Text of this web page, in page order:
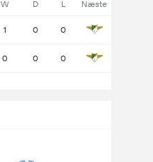
W D L Næste
1 0 0
0 0 0